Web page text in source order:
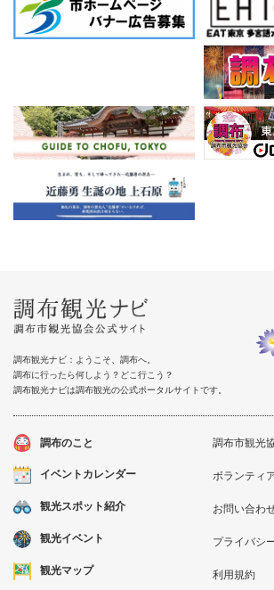
調布観光ナビ：ようこそ、調布へ。
調布に行ったら何しよう？どこ行こう？
調布観光ナビは調布観光の公式ポータルサイトです。
調布のこと
イベントカレンダー
観光スポット紹介
観光イベント
観光マップ
調布市観光
ボランティ
お問い合わ
プライバシ
利用規約